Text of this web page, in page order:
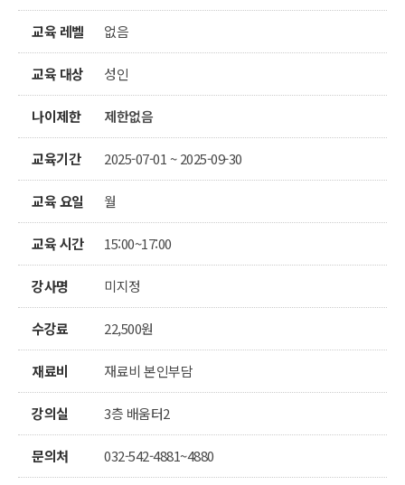
교육 레벨 없음
교육 대상 성인
나이제한 제한없음
교육기간 2025-07-01 ~ 2025-09-30
교육 요일 월
교육 시간 15:00~17:00
강사명 미지정
수강료 22,500원
재료비 재료비 본인부담
강의실 3층 배움터2
문의처 032-542-4881~4880